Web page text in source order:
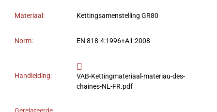
Materiaal: Kettingsamenstelling GR80
Norm: EN 818-4:1996+A1:2008
Handleiding:
VAB-Kettingmateriaal-materiau-des-
chaines-NL-FR.pdf